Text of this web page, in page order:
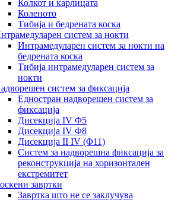
Колкот и карлицата
Коленото
Тибија и бедрената коска
систем за нокти
Интрамедуларен систем за нокти на
бедрената коска
Тибија интрамедуларен систем за
нокти
систем за фиксација
Едностран надворешен систем за
фиксација
Дисекција IV Φ5
Дисекција IV Φ8
Дисекција II IV (Φ11)
Систем за надворешна фиксација за
реконструкција на хоризонтален
екстремитет
завртки
Завртка што не се заклучува